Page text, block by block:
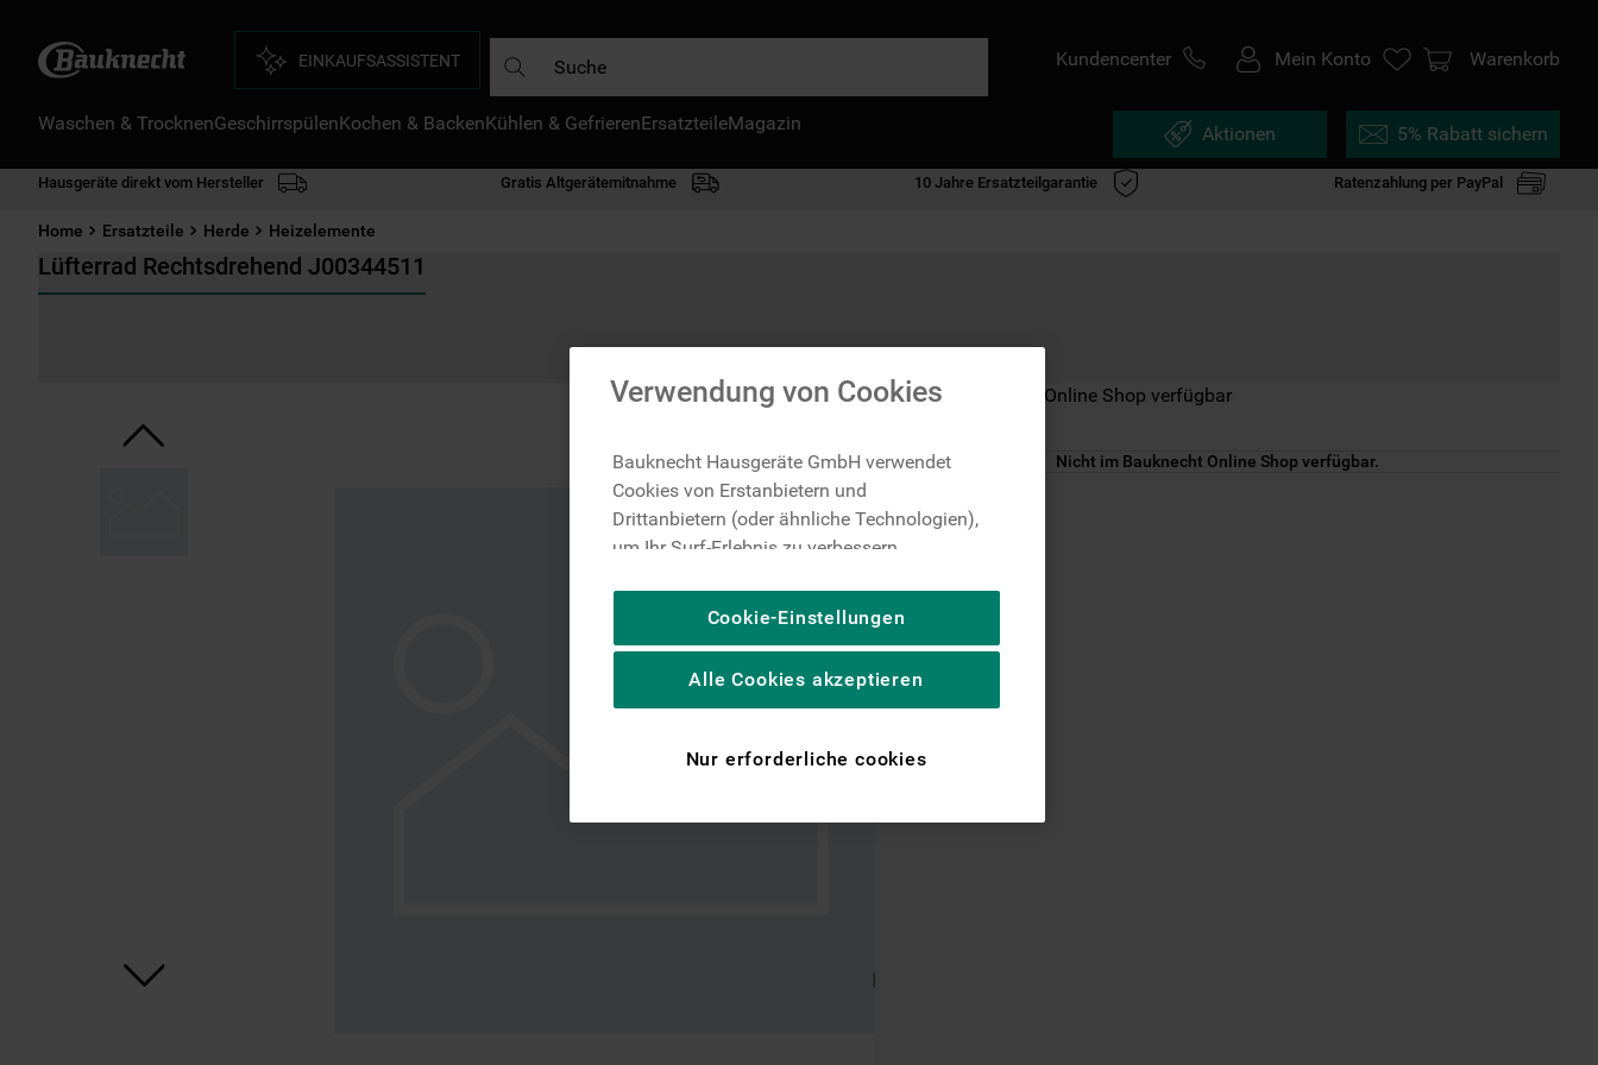
EINKAUFSASSISTENT Kundencenter Mein Konto Warenkorb
Waschen & TrocknenGeschirrspülenKochen & BackenKühlen & GefrierenErsatzteileMagazin Aktionen 5% Rabatt sichern
Hausgeräte direkt vom Hersteller Gratis Altgerätemitnahme 10 Jahre Ersatzteilgarantie Ratenzahlung per PayPal
Home Ersatzteile Herde Heizelemente
Lüfterrad Rechtsdrehend J00344511
Nicht im Bauknecht Online Shop verfügbar
Nicht im Bauknecht Online Shop verfügbar.
Verwendung von Cookies
Bauknecht Hausgeräte GmbH verwendet
Cookies von Erstanbietern und
Drittanbietern (oder ähnliche Technologien),
um Ihr Surf-Erlebnis zu verbessern
um die redaktionellen Inhalte der Website
basierend auf Ihrer Nutzung der Website zu
personalisieren, die Funktionalität der
spezifische Funktionen anzubieten
Plattformen, beispielsweise Google LLC –
Cookie-Einstellungen
Nur erforderliche cookies
Alle Cookies akzeptieren
DIE HÄUFIGSTEN SUCHANFRAGEN
gefrierschrank